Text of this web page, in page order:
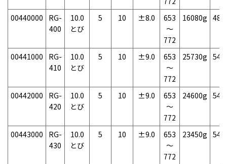
00440000
RG-
400
10.0
とび
5 10 ±8.0
653
～
772
16080g
00441000
RG-
410
10.0
とび
5 10 ±9.0
653
～
772
25730g
00442000
RG-
420
10.0
とび
5 10 ±9.0
653
～
772
24600g
00443000
RG-
430
10.0
とび
5 10 ±9.0
653
～
772
23450g